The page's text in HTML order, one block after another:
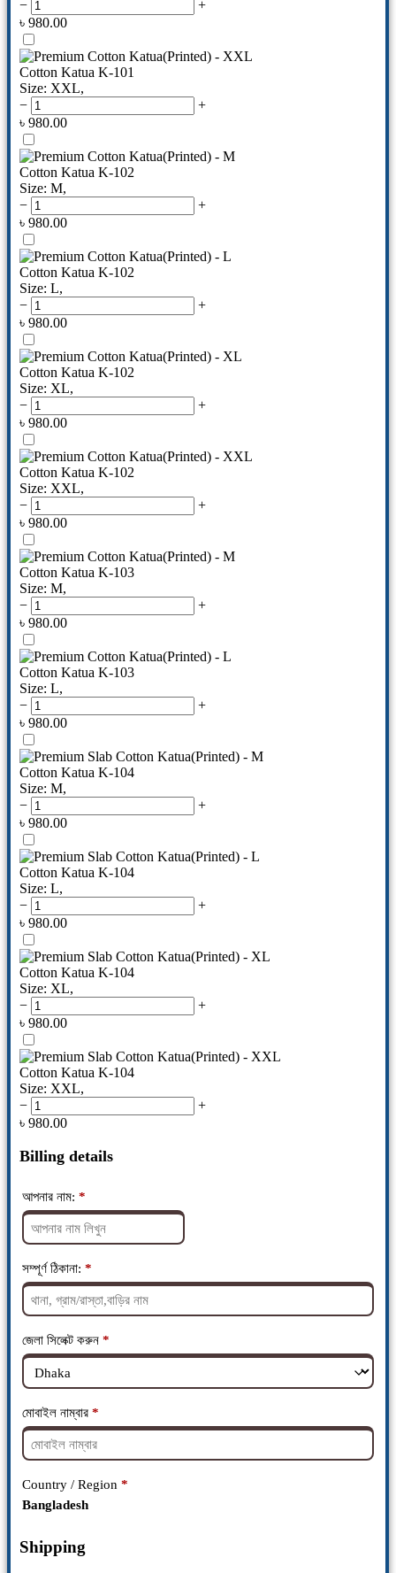
−
+
৳ 980.00
Cotton Katua K-101
Size: XXL,
−
+
৳ 980.00
Cotton Katua K-102
Size: M,
−
+
৳ 980.00
Cotton Katua K-102
Size: L,
−
+
৳ 980.00
Cotton Katua K-102
Size: XL,
−
+
৳ 980.00
Cotton Katua K-102
Size: XXL,
−
+
৳ 980.00
Cotton Katua K-103
Size: M,
−
+
৳ 980.00
Cotton Katua K-103
Size: L,
−
+
৳ 980.00
Cotton Katua K-104
Size: M,
−
+
৳ 980.00
Cotton Katua K-104
Size: L,
−
+
৳ 980.00
Cotton Katua K-104
Size: XL,
−
+
৳ 980.00
Cotton Katua K-104
Size: XXL,
−
+
৳ 980.00
Billing details
আপনার নাম: *
সম্পূর্ণ ঠিকানা: *
জেলা সিলেক্ট করুন *
মোবাইল নাম্বার *
Country / Region *
Bangladesh
Shipping